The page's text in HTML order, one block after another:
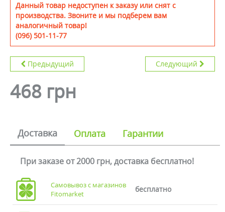
Данный товар недоступен к заказу или снят с
производства. Звоните и мы подберем вам
аналогичный товар!
(096) 501-11-77
Предыдущий Следующий
468 грн
Доставка Оплата Гарантии
При заказе от 2000 грн, доставка бесплатно!
Самовывоз с магазинов
Fitomarket
бесплатно